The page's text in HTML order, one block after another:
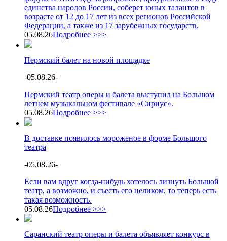
единства народов России, соберет юных талантов в
возрасте от 12 до 17 лет из всех регионов Российской
Федерации, а также из 17 зарубежных государств.
05.08.26Подробнее >>>
Пермский балет на новой площадке
-05.08.26-
Пермский театр оперы и балета выступил на Большом
летнем музыкальном фестивале «Сириус».
05.08.26Подробнее >>>
В доставке появилось мороженое в форме Большого
театра
-05.08.26-
Если вам вдруг когда-нибудь хотелось лизнуть Большой
театр, а возможно, и съесть его целиком, то теперь есть
такая возможность.
05.08.26Подробнее >>>
Саранский театр оперы и балета объявляет конкурс в